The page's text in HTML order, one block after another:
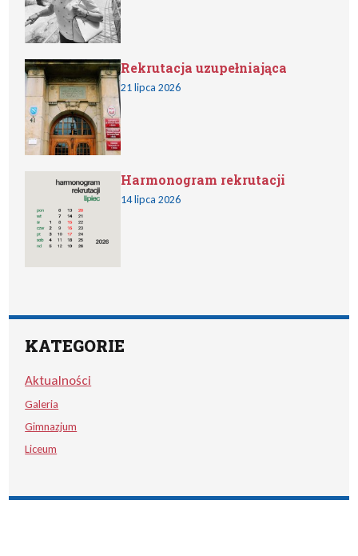
Rekrutacja uzupełniająca
21 lipca 2026
Harmonogram rekrutacji
14 lipca 2026
KATEGORIE
Aktualności
Galeria
Gimnazjum
Liceum